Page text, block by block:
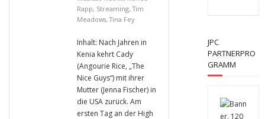
Rapp, Streaming,Tim
Meadows,Tina Fey
Inhalt: Nach Jahren in
Kenia kehrt Cady
(Angourie Rice, „The
Nice Guys“) mit ihrer
Mutter (Jenna Fischer) in
die USA zurück. Am
ersten Tag an der High
JPC
PARTNERPRO
GRAMM